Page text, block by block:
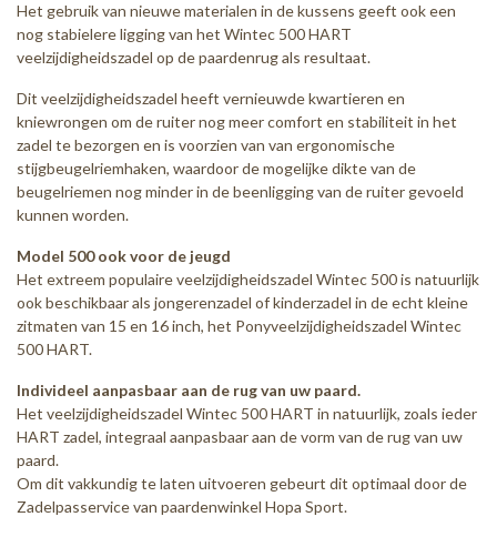
Het gebruik van nieuwe materialen in de kussens geeft ook een
nog stabielere ligging van het Wintec 500 HART
veelzijdigheidszadel op de paardenrug als resultaat.
Dit veelzijdigheidszadel heeft vernieuwde kwartieren en
kniewrongen om de ruiter nog meer comfort en stabiliteit in het
zadel te bezorgen en is voorzien van van ergonomische
stijgbeugelriemhaken, waardoor de mogelijke dikte van de
beugelriemen nog minder in de beenligging van de ruiter gevoeld
kunnen worden.
Model 500 ook voor de jeugd
Het extreem populaire veelzijdigheidszadel Wintec 500 is natuurlijk
ook beschikbaar als jongerenzadel of kinderzadel in de echt kleine
zitmaten van 15 en 16 inch, het Ponyveelzijdigheidszadel Wintec
500 HART.
Individeel aanpasbaar aan de rug van uw paard.
Het veelzijdigheidszadel Wintec 500 HART in natuurlijk, zoals ieder
HART zadel, integraal aanpasbaar aan de vorm van de rug van uw
paard.
Om dit vakkundig te laten uitvoeren gebeurt dit optimaal door de
Zadelpasservice van paardenwinkel Hopa Sport.